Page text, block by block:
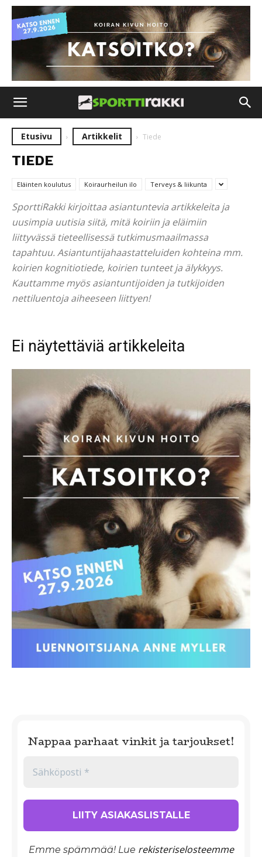
Etusivu Artikkelit Tiede
TIEDE
Eläinten koulutus Koiraurheilun ilo Terveys & liikunta
SporttiRakki kirjoittaa asiantuntevia artikkeleita ja
uusimpia uutisia siitä, mitä koiriin ja eläimiin
liittyvässä tieteellisessä tutkimusmaailmassa
tapahtuu. Asiantuntijahaastatteluiden kohteina mm.
koirien kognitiotiede, koirien tunteet ja älykkyys.
Kauttamme myös asiantuntijoiden ja tutkijoiden
nettiluentoja aiheeseen liittyen!
Ei näytettäviä artikkeleita
Nappaa parhaat vinkit ja tarjoukset!
Emme spämmää! Lue rekisteriselosteemme